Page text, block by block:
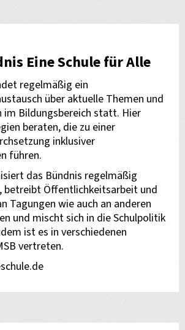
Eine Schule für Alle
regelmäßig ein
über aktuelle Themen und
im Bildungsbereich statt. Hier
beraten, die zu einer
inklusiver
führen.
das Bündnis regelmäßig
betreibt Öffentlichkeitsarbeit und
Tagungen wie auch an anderen
und mischt sich in die Schulpolitik
ist es in verschiedenen
vertreten.